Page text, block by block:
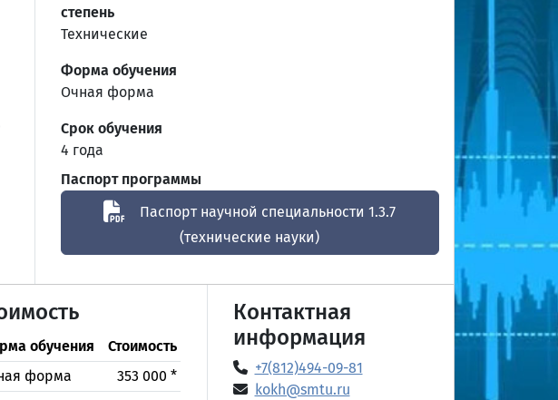
степень
Технические
Форма обучения
Очная форма
Срок обучения
4 года
Паспорт программы
Паспорт научной специальности 1.3.7
(технические науки)
обучения
Стоимость
форма
353 000 *
Контактная
информация
+7(812)494-09-81
kokh@smtu.ru